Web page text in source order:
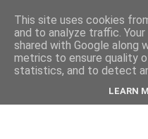
This site uses cookies
and to analyze traffic.
shared with Google along
metrics to ensure quality
statistics, and to detect
LEARN